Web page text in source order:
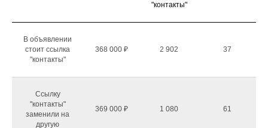
"контакты"
В объявлении
стоит ссылка
"контакты"
368 000 ₽ 2 902 37
Ссылку
"контакты"
заменили на
другую
369 000 ₽ 1 080 61